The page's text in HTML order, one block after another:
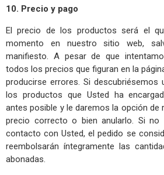
10. Precio y pago
El precio de los productos será el
momento en nuestro sitio web,
manifiesto. A pesar de que
todos los precios que figuran en la
producirse errores. Si descubriésemos
los productos que Usted ha
antes posible y le daremos la opción de
precio correcto o bien anularlo. Si no
contacto con Usted, el pedido se
reembolsarán íntegramente las
abonadas.